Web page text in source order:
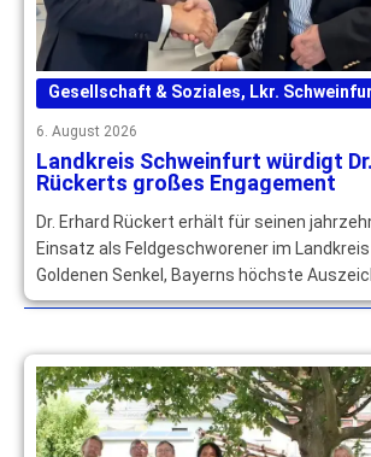
Gesellschaft & Soziales, Lkr.
6. August 2026
Landkreis Schweinfurt würdigt
Rückerts großes Engagement
Dr. Erhard Rückert erhält für seinen
Einsatz als Feldgeschworener im
Goldenen Senkel, Bayerns höchste